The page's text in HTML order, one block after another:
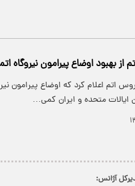
بهبود اوضاع پیرامون نیروگاه
اتم اعلام کرد که اوضاع پیرامون
متحده و ایران کمی…
آژانس: